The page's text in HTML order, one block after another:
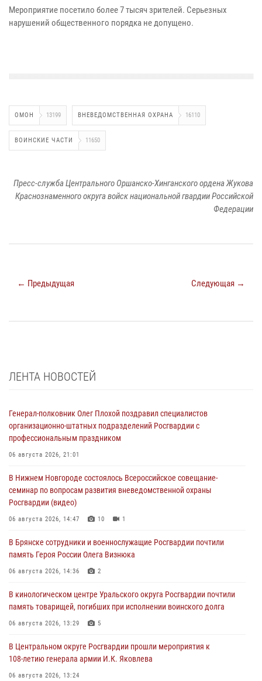
Мероприятие посетило более 7 тысяч зрителей. Серьезных
нарушений общественного порядка не допущено.
ОМОН 13199 ВНЕВЕДОМСТВЕННАЯ ОХРАНА 16110
ВОИНСКИЕ ЧАСТИ 11650
Пресс-служба Центрального Оршанско-Хинганского ордена Жукова
Краснознаменного округа войск национальной гвардии Российской
Федерации
← Предыдущая Следующая →
ЛЕНТА НОВОСТЕЙ
Генерал-полковник Олег Плохой поздравил специалистов
организационно-штатных подразделений Росгвардии с
профессиональным праздником
06 августа 2026, 21:01
В Нижнем Новгороде состоялось Всероссийское совещание-
семинар по вопросам развития вневедомственной охраны
Росгвардии (видео)
06 августа 2026, 14:47 10 1
В Брянске сотрудники и военнослужащие Росгвардии почтили
память Героя России Олега Визнюка
06 августа 2026, 14:36 2
В кинологическом центре Уральского округа Росгвардии почтили
память товарищей, погибших при исполнении воинского долга
06 августа 2026, 13:29 5
В Центральном округе Росгвардии прошли мероприятия к
108‑летию генерала армии И.К. Яковлева
06 августа 2026, 13:24